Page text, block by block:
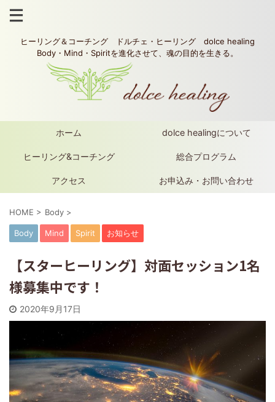
ヒーリング＆コーチング ドルチェ・ヒーリング dolce healing
Body・Mind・Spiritを進化させて、魂の目的を生きる。
ホーム dolce healingについて
ヒーリング&コーチング 総合プログラム
アクセス お申込み・お問い合わせ
HOME > Body >
Body Mind Spirit お知らせ
【スターヒーリング】対面セッション1名
様募集中です！
2020年9月17日